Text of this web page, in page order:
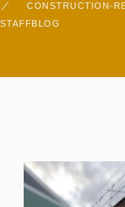
CONSTRUCTION-
STAFFBLOG